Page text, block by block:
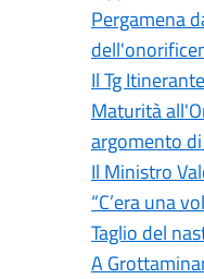
Pergamena
Il Tg
Maturità
argomento
Il Ministro
“C’era una
Taglio del
A